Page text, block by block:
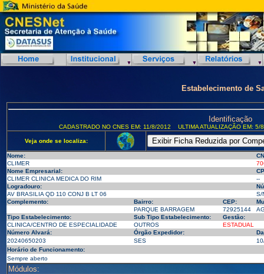
Estabelecimento de
Identificação
CADASTRADO NO CNES EM: 11/8/2012 ULTIMA ATUALIZAÇÃO EM:
Veja onde se localiza:
Nome:
CLIMER
Nome Empresarial:
CLIMER CLINICA MEDICA DO RIM
--
Logradouro:
AV BRASILIA QD 110 CONJ B LT 06
S/
Complemento:
Bairro: CEP:
PARQUE BARRAGEM
72925144
Tipo Estabelecimento:
Sub Tipo Estabelecimento:
Gestão:
CLINICA/CENTRO DE ESPECIALIDADE
OUTROS
ESTADUAL
Número Alvará:
Órgão Expedidor:
20240650203
SES
Horário de Funcionamento:
Sempre aberto
Módulos: